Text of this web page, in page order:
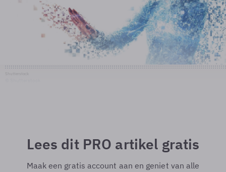
Lees dit PRO artikel gratis
Maak een gratis account aan en geniet van alle